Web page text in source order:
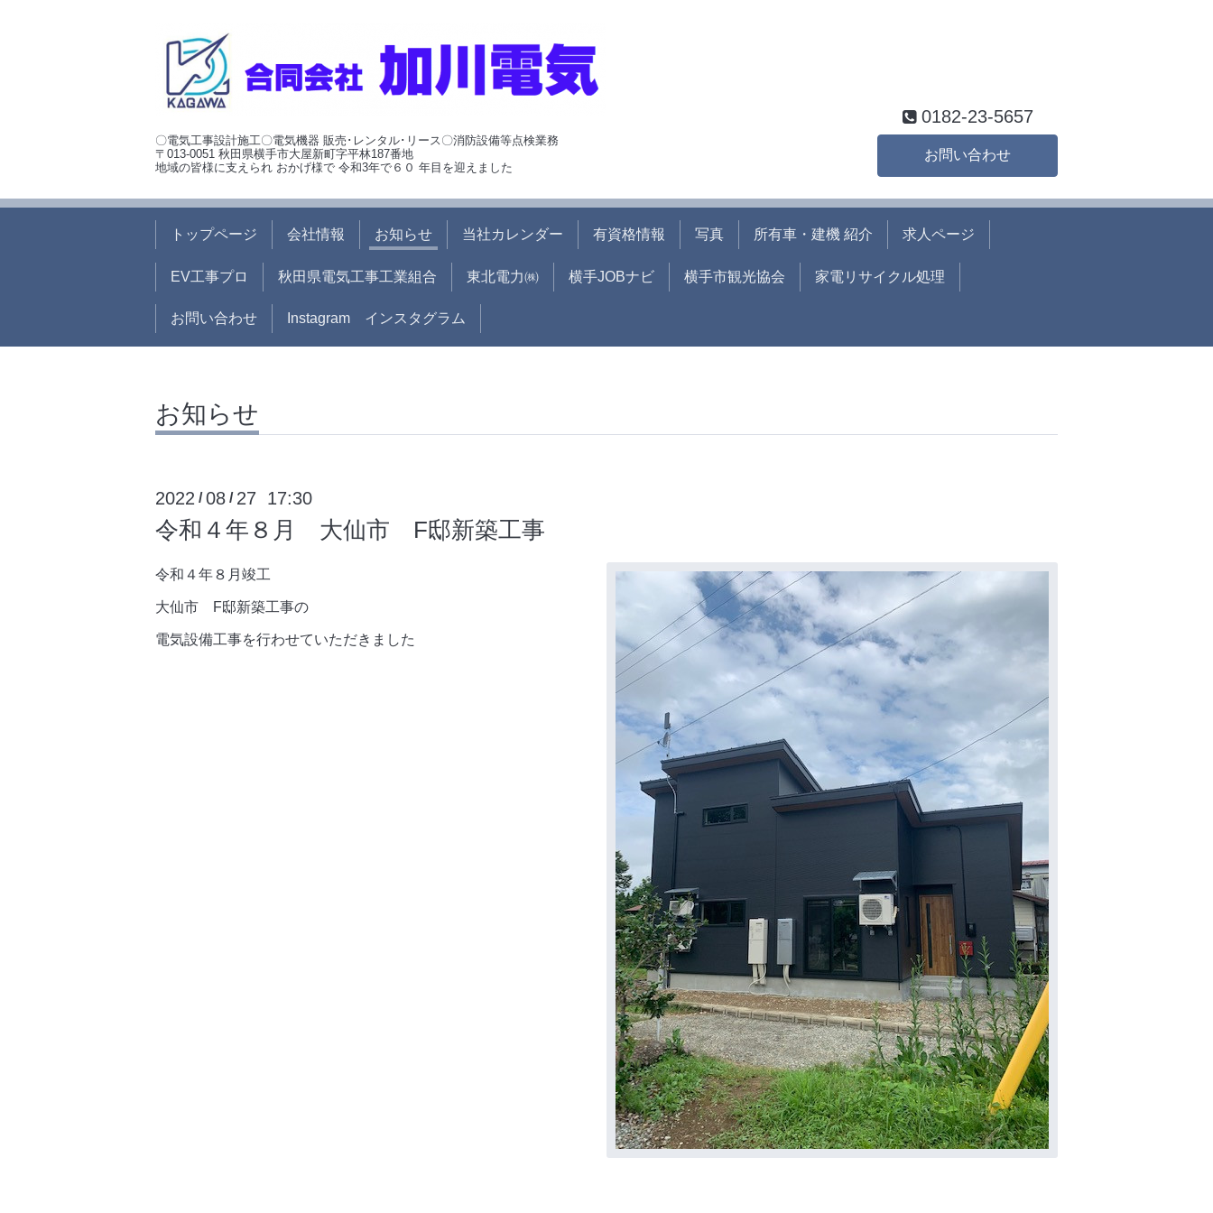
〇電気工事設計施工〇電気機器 販売･レンタル･リース〇消防設備等点検業務
〒013-0051 秋田県横手市大屋新町字平林187番地
地域の皆様に支えられ おかげ様で 令和3年で６０ 年目を迎えました
0182-23-5657
お問い合わせ
トップページ 会社情報 お知らせ 当社カレンダー 有資格情報 写真 所有車・建機 紹介 求人ページ
EV工事プロ 秋田県電気工事工業組合 東北電力㈱ 横手JOBナビ 横手市観光協会 家電リサイクル処理
お問い合わせ Instagram インスタグラム
お知らせ
2022 /08 / 27 17:30
令和４年８月 大仙市 F邸新築工事
令和４年８月竣工
大仙市 F邸新築工事の
電気設備工事を行わせていただきました